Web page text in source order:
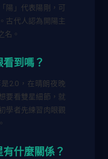
陽」代表陽剛，可
古代人認為開陽主
名。
到嗎？
2.0，在晴朗夜晚
要看雙星細節，就
學者先練習肉眼觀
什麼關係？